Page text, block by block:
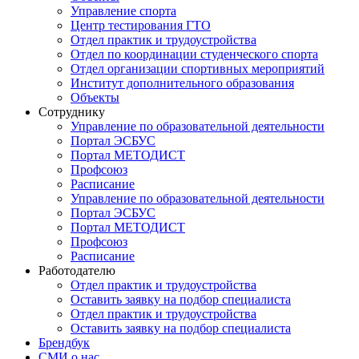
Управление спорта
Центр тестирования ГТО
Отдел практик и трудоустройства
Отдел по координации студенческого спорта
Отдел организации спортивных мероприятий
Институт дополнительного образования
Объекты
Сотруднику
Управление по образовательной деятельности
Портал ЭСБУС
Портал МЕТОДИСТ
Профсоюз
Расписание
Управление по образовательной деятельности
Портал ЭСБУС
Портал МЕТОДИСТ
Профсоюз
Расписание
Работодателю
Отдел практик и трудоустройства
Оставить заявку на подбор специалиста
Отдел практик и трудоустройства
Оставить заявку на подбор специалиста
Брендбук